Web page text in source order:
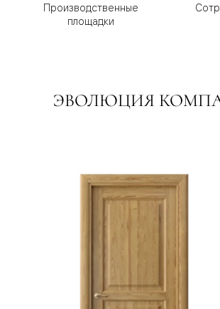
Производственные
площадки
ЭВОЛЮЦИЯ